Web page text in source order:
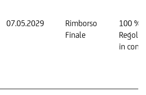
07.05.2029
Rimborso
Finale
100 %
in